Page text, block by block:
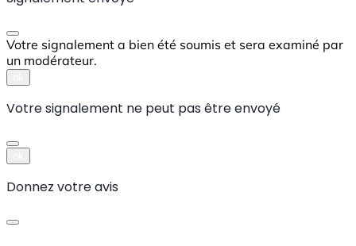
Votre signalement a bien été soumis et sera examiné par
un modérateur.
Votre signalement ne peut pas être envoyé
Donnez votre avis